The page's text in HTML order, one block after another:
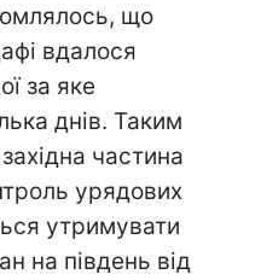
що
вдалося
за яке
днів. Таким
частина
урядових
утримувати
на південь від